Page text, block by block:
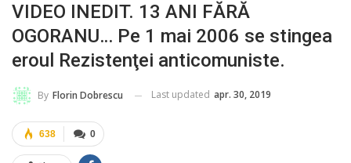
VIDEO INEDIT. 13 ANI FĂRĂ
OGORANU… Pe 1 mai 2006 se stingea
eroul Rezistenţei anticomuniste.
By Florin Dobrescu Last updated apr. 30, 2019
0
638